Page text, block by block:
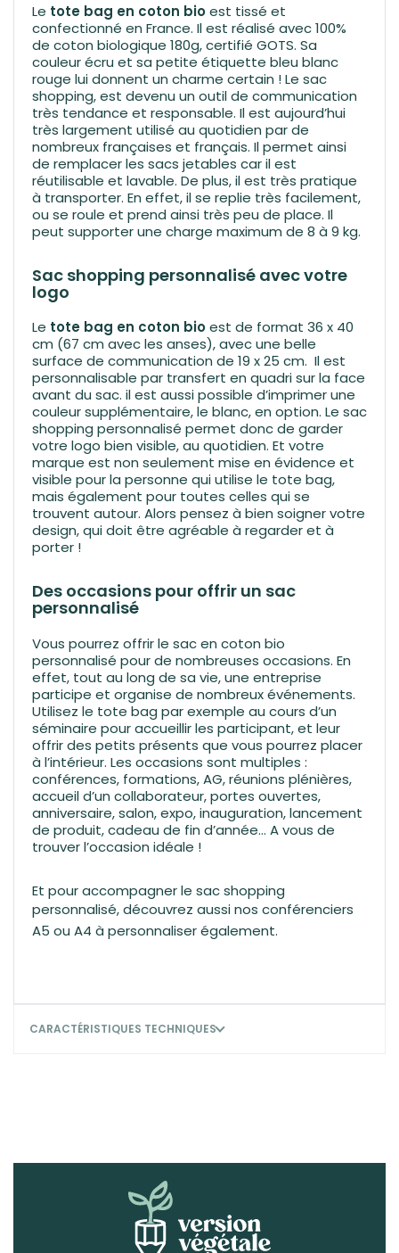
Le tote bag en coton bioest tissé et
confectionné en France. Il est réalisé avec 100%
de coton biologique 180g, certifié GOTS. Sa
couleur écru et sa petite étiquette bleu blanc
rouge lui donnent un charme certain ! Le sac
shopping, est devenu un outil de communication
très tendance et responsable. Il est aujourd’hui
très largement utilisé au quotidien par de
nombreux françaises et français. Il permet ainsi
de remplacer les sacs jetables car il est
réutilisable et lavable. De plus, il est très pratique
à transporter. En effet, il se replie très facilement,
ou se roule et prend ainsi très peu de place. Il
peut supporter une charge maximum de 8 à 9 kg.
Sac shopping personnalisé avec votre
logo
Le tote bag en coton bioest de format 36 x 40
cm (67 cm avec les anses), avec une belle
surface de communication de 19 x 25 cm. Il est
personnalisable par transfert en quadri sur la face
avant du sac. il est aussi possible d’imprimer une
couleur supplémentaire, le blanc, en option. Le sac
shopping personnalisé permet donc de garder
votre logo bien visible, au quotidien. Et votre
marque est non seulement mise en évidence et
visible pour la personne qui utilise le tote bag,
mais également pour toutes celles qui se
trouvent autour. Alors pensez à bien soigner votre
design, qui doit être agréable à regarder et à
porter !
Des occasions pour offrir un sac
personnalisé
Vous pourrez offrir le sac en coton bio
personnalisé pour de nombreuses occasions. En
effet, tout au long de sa vie, une entreprise
participe et organise de nombreux événements.
Utilisez le tote bag par exemple au cours d’un
séminaire pour accueillir les participant, et leur
offrir des petits présents que vous pourrez placer
à l’intérieur. Les occasions sont multiples :
conférences, formations, AG, réunions plénières,
accueil d’un collaborateur, portes ouvertes,
anniversaire, salon, expo, inauguration, lancement
de produit, cadeau de fin d’année… A vous de
trouver l’occasion idéale !
Et pour accompagner le sac shopping
personnalisé, découvrez aussi nos conférenciers
A5 ou A4 à personnaliser également.
CARACTÉRISTIQUES TECHNIQUES